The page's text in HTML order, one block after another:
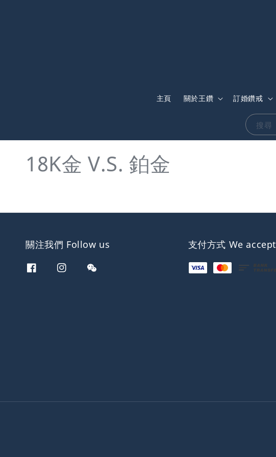
搜尋
主頁 關於王鑽 訂婚鑽戒
18K金 V.S. 鉑金
關注我們 Follow us 支付方式 We accept